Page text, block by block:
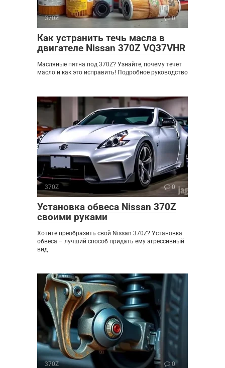
370Z 0
Как устранить течь масла в
двигателе Nissan 370Z VQ37VHR
Масляные пятна под 370Z? Узнайте, почему течет
масло и как это исправить! Подробное руководство
370Z 0
Установка обвеса Nissan 370Z
своими руками
Хотите преобразить свой Nissan 370Z? Установка
обвеса – лучший способ придать ему агрессивный
вид
370Z 0